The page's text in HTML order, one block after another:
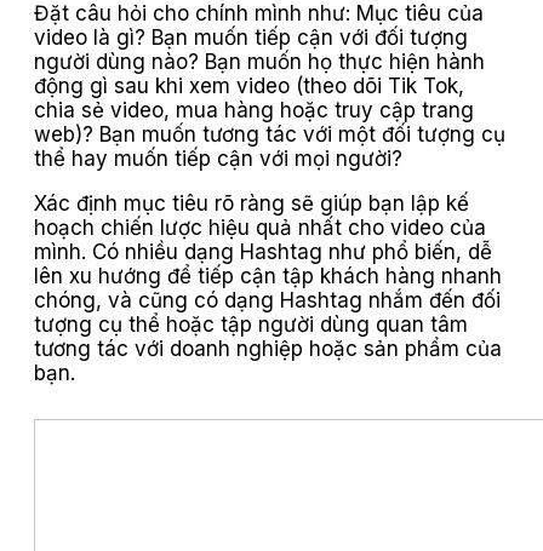
Đặt câu hỏi cho chính mình như: Mục tiêu của
video là gì? Bạn muốn tiếp cận với đối tượng
người dùng nào? Bạn muốn họ thực hiện hành
động gì sau khi xem video (theo dõi Tik Tok,
chia sẻ video, mua hàng hoặc truy cập trang
web)? Bạn muốn tương tác với một đối tượng cụ
thể hay muốn tiếp cận với mọi người?
Xác định mục tiêu rõ ràng sẽ giúp bạn lập kế
hoạch chiến lược hiệu quả nhất cho video của
mình. Có nhiều dạng Hashtag như phổ biến, dễ
lên xu hướng để tiếp cận tập khách hàng nhanh
chóng, và cũng có dạng Hashtag nhắm đến đối
tượng cụ thể hoặc tập người dùng quan tâm
tương tác với doanh nghiệp hoặc sản phẩm của
bạn.